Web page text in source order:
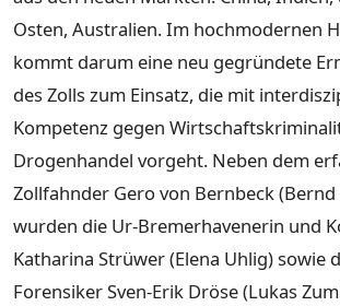
Osten, Australien. Im hochmodernen
kommt darum eine neu gegründete
des Zolls zum Einsatz, die mit
Kompetenz gegen
Drogenhandel vorgeht. Neben dem
Zollfahnder Gero von Bernbeck
wurden die Ur-Bremerhavenerin und
Katharina Strüwer (Elena Uhlig) sowie
Forensiker Sven-Erik Dröse (Lukas